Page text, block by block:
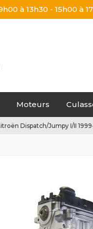
à 13h30 - 15h00 à
Moteurs
Dispatch/Jumpy I/II